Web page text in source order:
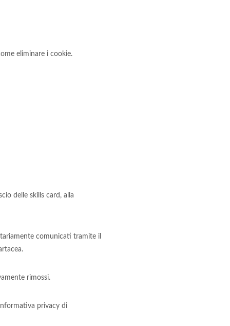
eliminare i cookie.
delle skills card, alla
comunicati tramite il
rimossi.
privacy di